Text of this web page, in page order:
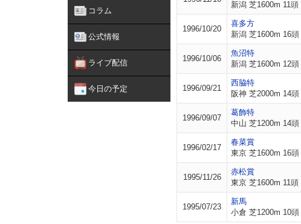
コラム
公式情報
ライブ配信
今日の予定
新潟 芝1600m 11頭
1996/10/20
喜多方
新潟 芝1600m 16頭
1996/10/06
魚沼特
新潟 芝1600m 12頭
1996/09/21
西脇特
阪神 芝2000m 14頭
1996/09/07
葛飾特
中山 芝1200m 14頭
1996/02/17
春菜賞
東京 芝1600m 16頭
1995/11/26
赤松賞
東京 芝1600m 11頭
1995/07/23
新馬
小倉 芝1200m 10頭